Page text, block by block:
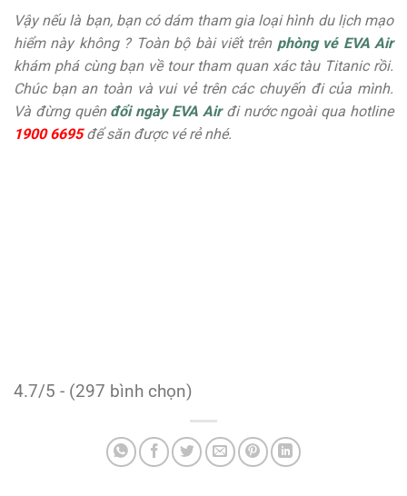
Vậy nếu là bạn, bạn có dám tham gia loại hình du lịch mạo
hiểm này không ? Toàn bộ bài viết trên phòng vé EVA Air
khám phá cùng bạn về tour tham quan xác tàu Titanic rồi.
Chúc bạn an toàn và vui vẻ trên các chuyến đi của mình.
Và đừng quên đổi ngày EVA Airđi nước ngoài qua hotline
1900 6695để săn được vé rẻ nhé.
4.7/5 - (297 bình chọn)